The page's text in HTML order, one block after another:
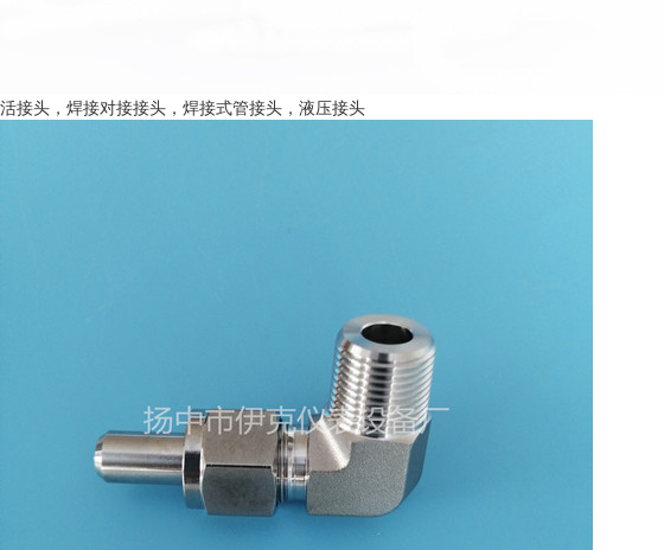
活接头，焊接对接接头，焊接式管接头，液压接头